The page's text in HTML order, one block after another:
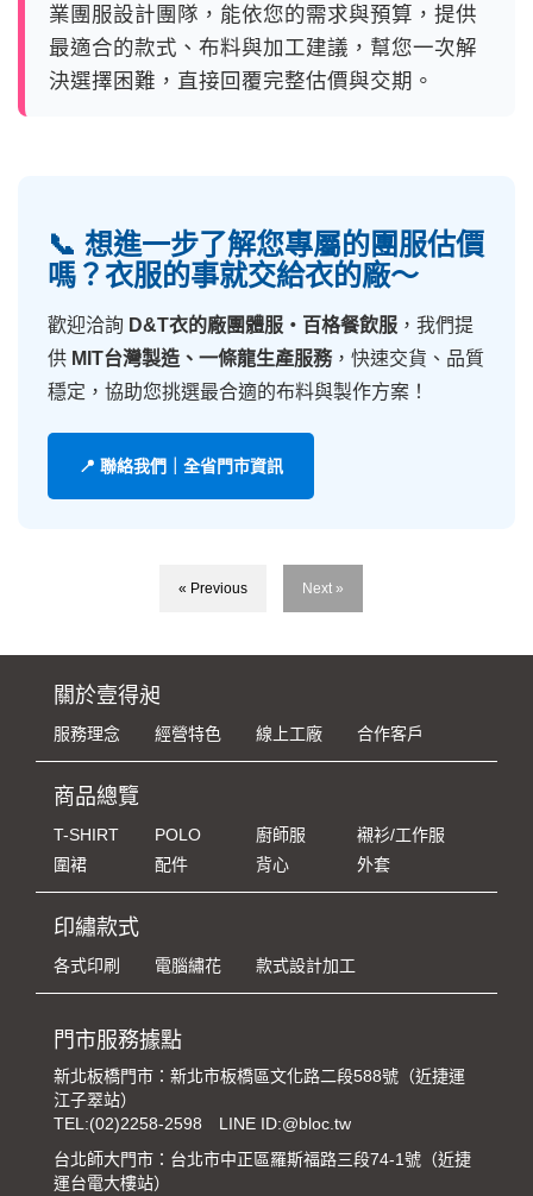
業團服設計團隊，能依您的需求與預算，提供
最適合的款式、布料與加工建議，幫您一次解
決選擇困難，直接回覆完整估價與交期。
📞 想進一步了解您專屬的團服估價
嗎？衣服的事就交給衣的廠～
歡迎洽詢 D&T衣的廠團體服・百格餐飲服 ，我們提
供 MIT台灣製造、一條龍生產服務，快速交貨、品質
穩定，協助您挑選最合適的布料與製作方案！
📍 聯絡我們｜全省門市資訊
« Previous Next »
關於壹得昶
服務理念 經營特色 線上工廠 合作客戶
商品總覽
T-SHIRT POLO 廚師服
襯衫/工作服
圍裙
配件 背心 外套
印繡款式
各式印刷 電腦繡花 款式設計加工
門市服務據點
新北板橋門市：新北市板橋區文化路二段588號（近捷運
江子翠站）
TEL:(02)2258-2598
LINE ID:@bloc.tw
台北師大門市：台北市中正區羅斯福路三段74-1號（近捷
運台電大樓站）